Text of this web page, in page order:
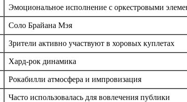
Эмоциональное исполнение с оркестровыми
Соло Брайана Мэя
Зрители активно участвуют в хоровых куплетах
Хард-рок динамика
Рокабилли атмосфера и импровизация
Часто использовалась для вовлечения публики